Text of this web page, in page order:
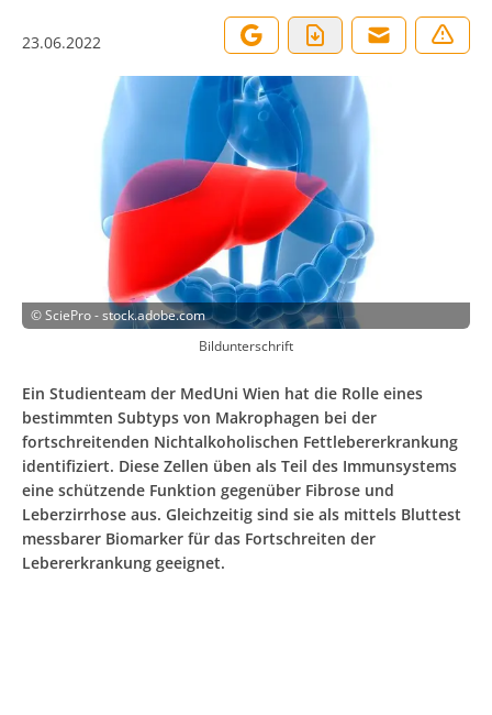
23.06.2022
©SciePro - stock.adobe.com
Bildunterschrift
Ein Studienteam der MedUni Wien hat die Rolle eines
bestimmten Subtyps von Makrophagen bei der
fortschreitenden Nichtalkoholischen Fettlebererkrankung
identifiziert. Diese Zellen üben als Teil des Immunsystems
eine schützende Funktion gegenüber Fibrose und
Leberzirrhose aus. Gleichzeitig sind sie als mittels Bluttest
messbarer Biomarker für das Fortschreiten der
Lebererkrankung geeignet.